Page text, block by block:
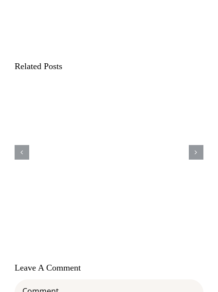
Related Posts
Leave A Comment
Comment